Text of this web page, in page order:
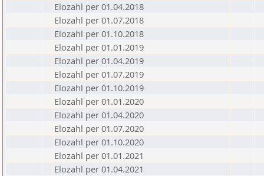
Elozahl per 01.04.2018
Elozahl per 01.07.2018
Elozahl per 01.10.2018
Elozahl per 01.01.2019
Elozahl per 01.04.2019
Elozahl per 01.07.2019
Elozahl per 01.10.2019
Elozahl per 01.01.2020
Elozahl per 01.04.2020
Elozahl per 01.07.2020
Elozahl per 01.10.2020
Elozahl per 01.01.2021
Elozahl per 01.04.2021